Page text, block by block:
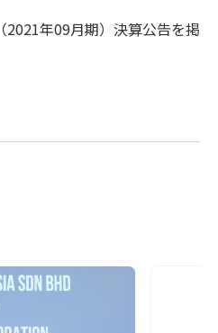
2021年09月期）決算公告を掲